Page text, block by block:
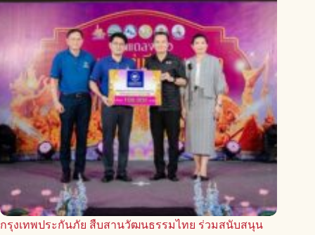
กรุงเทพประกันภัย สืบสานวัฒนธรรมไทย ร่วมสนับสนุน